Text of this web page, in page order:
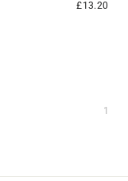
£13.20
1